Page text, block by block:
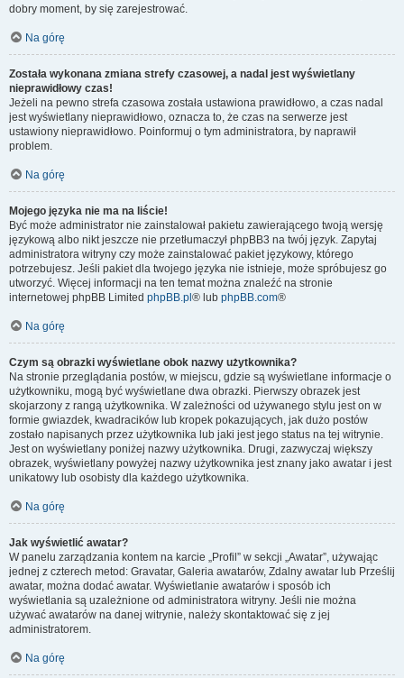
dobry moment, by się zarejestrować.
Na górę
Została wykonana zmiana strefy czasowej, a nadal jest wyświetlany
nieprawidłowy czas!
Jeżeli na pewno strefa czasowa została ustawiona prawidłowo, a czas nadal
jest wyświetlany nieprawidłowo, oznacza to, że czas na serwerze jest
ustawiony nieprawidłowo. Poinformuj o tym administratora, by naprawił
problem.
Na górę
Mojego języka nie ma na liście!
Być może administrator nie zainstalował pakietu zawierającego twoją wersję
językową albo nikt jeszcze nie przetłumaczył phpBB3 na twój język. Zapytaj
administratora witryny czy może zainstalować pakiet językowy, którego
potrzebujesz. Jeśli pakiet dla twojego języka nie istnieje, może spróbujesz go
utworzyć. Więcej informacji na ten temat można znaleźć na stronie
internetowej phpBB Limited phpBB.pl ® lub phpBB.com®
Na górę
Czym są obrazki wyświetlane obok nazwy użytkownika?
Na stronie przeglądania postów, w miejscu, gdzie są wyświetlane informacje o
użytkowniku, mogą być wyświetlane dwa obrazki. Pierwszy obrazek jest
skojarzony z rangą użytkownika. W zależności od używanego stylu jest on w
formie gwiazdek, kwadracików lub kropek pokazujących, jak dużo postów
zostało napisanych przez użytkownika lub jaki jest jego status na tej witrynie.
Jest on wyświetlany poniżej nazwy użytkownika. Drugi, zazwyczaj większy
obrazek, wyświetlany powyżej nazwy użytkownika jest znany jako awatar i jest
unikatowy lub osobisty dla każdego użytkownika.
Na górę
Jak wyświetlić awatar?
W panelu zarządzania kontem na karcie „Profil” w sekcji „Awatar”, używając
jednej z czterech metod: Gravatar, Galeria awatarów, Zdalny awatar lub Prześlij
awatar, można dodać awatar. Wyświetlanie awatarów i sposób ich
wyświetlania są uzależnione od administratora witryny. Jeśli nie można
używać awatarów na danej witrynie, należy skontaktować się z jej
administratorem.
Na górę